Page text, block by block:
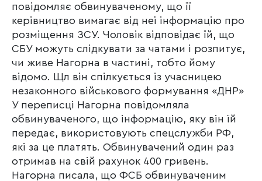
повідомляє обвинуваченому, що її
керівництво вимагає від неї інформацію про
розміщення ЗСУ. Чоловік відповідає їй, що
СБУ можуть слідкувати за чатами і розпитує,
чи живе Нагорна в частині, тобто йому
відомо. Щл він спілкується із учасницею
незаконного військового формування «ДНР»
У переписці Нагорна повідомляла
обвинуваченого, що інформацію, яку він їй
передає, використовують спецслужби РФ,
які за це платять. Обвинувачений один раз
отримав на свій рахунок 400 гривень.
Нагорна писала, що ФСБ обвинуваченим